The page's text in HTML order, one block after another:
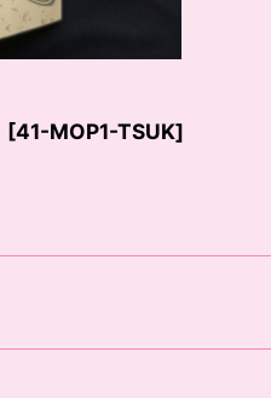
[41-MOP1-TSUK]